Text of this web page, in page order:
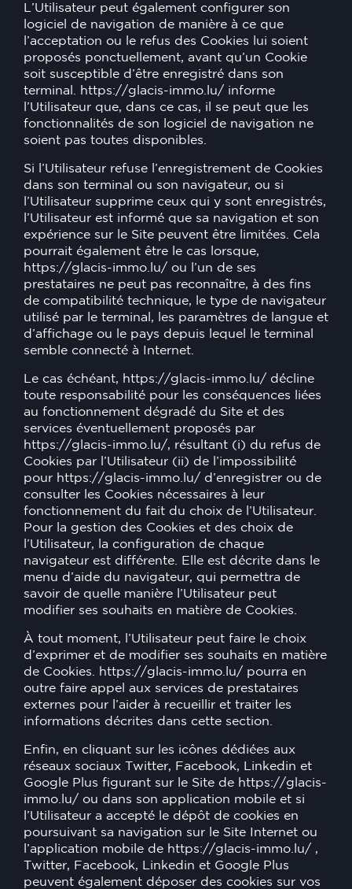
L’Utilisateur peut également configurer son
logiciel de navigation de manière à ce que
l’acceptation ou le refus des Cookies lui soient
proposés ponctuellement, avant qu’un Cookie
soit susceptible d’être enregistré dans son
terminal. https://glacis-immo.lu/ informe
l’Utilisateur que, dans ce cas, il se peut que les
fonctionnalités de son logiciel de navigation ne
soient pas toutes disponibles.
Si l’Utilisateur refuse l’enregistrement de Cookies
dans son terminal ou son navigateur, ou si
l’Utilisateur supprime ceux qui y sont enregistrés,
l’Utilisateur est informé que sa navigation et son
expérience sur le Site peuvent être limitées. Cela
pourrait également être le cas lorsque,
https://glacis-immo.lu/ ou l’un de ses
prestataires ne peut pas reconnaître, à des fins
de compatibilité technique, le type de navigateur
utilisé par le terminal, les paramètres de langue et
d’affichage ou le pays depuis lequel le terminal
semble connecté à Internet.
Le cas échéant, https://glacis-immo.lu/ décline
toute responsabilité pour les conséquences liées
au fonctionnement dégradé du Site et des
services éventuellement proposés par
https://glacis-immo.lu/, résultant (i) du refus de
Cookies par l’Utilisateur (ii) de l’impossibilité
pour https://glacis-immo.lu/ d’enregistrer ou de
consulter les Cookies nécessaires à leur
fonctionnement du fait du choix de l’Utilisateur.
Pour la gestion des Cookies et des choix de
l’Utilisateur, la configuration de chaque
navigateur est différente. Elle est décrite dans le
menu d’aide du navigateur, qui permettra de
savoir de quelle manière l’Utilisateur peut
modifier ses souhaits en matière de Cookies.
À tout moment, l’Utilisateur peut faire le choix
d’exprimer et de modifier ses souhaits en matière
de Cookies. https://glacis-immo.lu/ pourra en
outre faire appel aux services de prestataires
externes pour l’aider à recueillir et traiter les
informations décrites dans cette section.
Enfin, en cliquant sur les icônes dédiées aux
réseaux sociaux Twitter, Facebook, Linkedin et
Google Plus figurant sur le Site de https://glacis-
immo.lu/ ou dans son application mobile et si
l’Utilisateur a accepté le dépôt de cookies en
poursuivant sa navigation sur le Site Internet ou
l’application mobile de https://glacis-immo.lu/ ,
Twitter, Facebook, Linkedin et Google Plus
peuvent également déposer des cookies sur vos